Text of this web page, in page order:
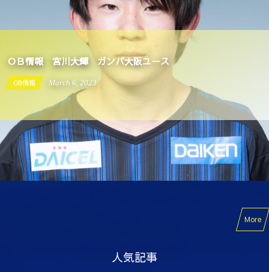
ＯＢ情報 宮川大輝 ガンバ大阪ユース
OB情報 March 6, 2023
More
人気記事